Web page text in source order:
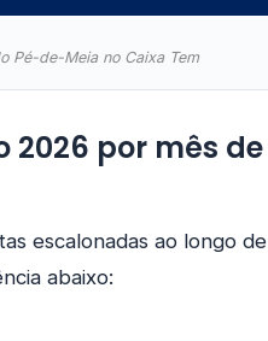
Pé-de-Meia no Caixa Tem
2026 por mês de
escalonadas ao longo de
abaixo: